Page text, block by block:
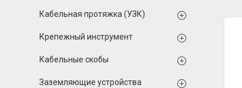
Кабельная протяжка (УЗК)
Крепежный инструмент
Кабельные скобы
Заземляющие устройства